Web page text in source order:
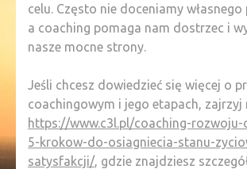
celu. Często nie doceniamy własnego
a coaching pomaga nam dostrzec i
nasze mocne strony.
Jeśli chcesz dowiedzieć się więcej o
coachingowym i jego etapach, zajrzyj
https://www.c3l.pl/coaching-
5-krokow-do-osiagniecia-stanu-
satysfakcji/, gdzie znajdziesz